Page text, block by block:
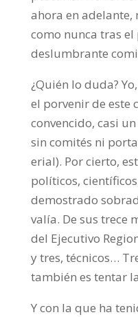
ahora en
como nunca tras
deslumbrante
¿Quién lo duda?
el porvenir de este
convencido, casi
sin comités ni
erial). Por cierto,
políticos,
demostrado
valía. De sus trece
del Ejecutivo
y tres, técnicos…
también es tentar
Y con la que ha